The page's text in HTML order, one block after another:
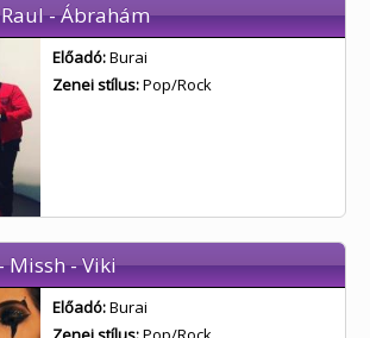
- Ábrahám
Előadó:Burai
Zenei stílus:Pop/Rock
Missh - Viki
Előadó:Burai